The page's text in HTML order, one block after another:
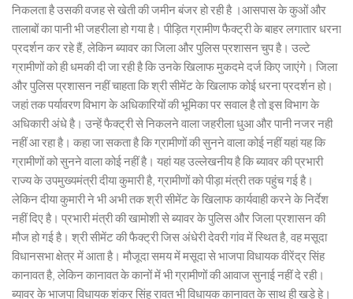
निकलता है उसकी वजह से खेती की जमीन बंजर हो रही है ।आसपास के कुओं और
तालाबों का पानी भी जहरीला हो गया है। पीड़ित ग्रामीण फैक्ट्री के बाहर लगातार धरना
प्रदर्शन कर रहे हैं, लेकिन ब्यावर का जिला और पुलिस प्रशासन चुप है। उल्टे
ग्रामीणों को ही धमकी दी जा रही है कि उनके खिलाफ मुकदमे दर्ज किए जाएंगे। जिला
और पुलिस प्रशासन नहीं चाहता कि श्री सीमेंट के खिलाफ कोई धरना प्रदर्शन हो।
जहां तक पर्यावरण विभाग के अधिकारियों की भूमिका पर सवाल है तो इस विभाग के
अधिकारी अंधे है। उन्हें फैक्ट्री से निकलने वाला जहरीला धुआ और पानी नजर नही
नहीं आ रहा है। कहा जा सकता है कि ग्रामीणों की सुनने वाला कोई नहीं यहां यह कि
ग्रामीणों को सुनने वाला कोई नहीं है। यहां यह उल्लेखनीय है कि ब्यावर की प्रभारी
राज्य के उपमुख्यमंत्री दीया कुमारी है, ग्रामीणों को पीड़ा मंत्री तक पहुंच गई है।
लेकिन दीया कुमारी ने भी अभी तक श्री सीमेंट के खिलाफ कार्यवाही करने के निर्देश
नहीं दिए है। प्रभारी मंत्री की खामोशी से ब्यावर के पुलिस और जिला प्रशासन की
मौज हो गई है। श्री सीमेंट की फैक्ट्री जिस अंधेरी देवरी गांव में स्थित है, वह मसूदा
विधानसभा क्षेत्र में आता है। मौजूदा समय में मसूदा से भाजपा विधायक वीरेंद्र सिंह
कानावत है, लेकिन कानावत के कानों में भी ग्रामीणों की आवाज सुनाई नहीं दे रही।
ब्यावर के भाजपा विधायक शंकर सिंह रावत भी विधायक कानावत के साथ ही खड़े हे।